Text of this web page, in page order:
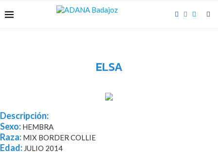
ELSA
Descripción:
Sexo: HEMBRA
Raza: MIX BORDER COLLIE
Edad: JULIO 2014